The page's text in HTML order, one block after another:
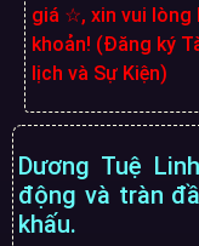
giá ☆, xin vui lòng
khoản! (Đăng ký
lịch và Sự Kiện)
Dương Tuệ
động và tràn
khấu.